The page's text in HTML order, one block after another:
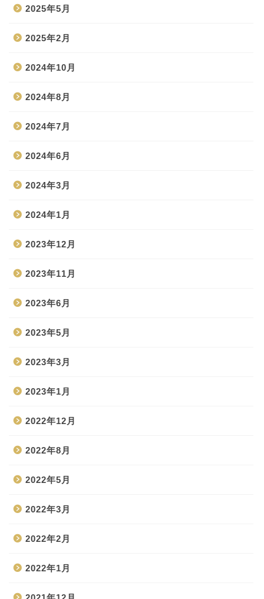
2025年5月
2025年2月
2024年10月
2024年8月
2024年7月
2024年6月
2024年3月
2024年1月
2023年12月
2023年11月
2023年6月
2023年5月
2023年3月
2023年1月
2022年12月
2022年8月
2022年5月
2022年3月
2022年2月
2022年1月